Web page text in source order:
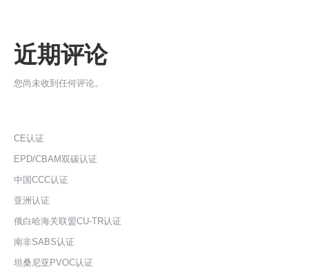
近期评论
您尚未收到任何评论。
CE认证
EPD/CBAM双碳认证
中国CCC认证
亚洲认证
俄白哈海关联盟CU-TR认证
南非SABS认证
坦桑尼亚PVOC认证